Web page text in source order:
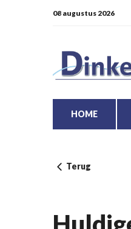
08 augustus 2026
HOME
Terug